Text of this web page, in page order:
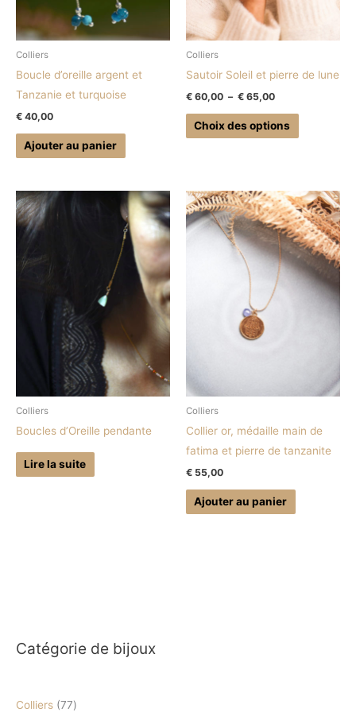
Colliers
Boucle d’oreille argent et
Tanzanie et turquoise
€ 40,00
Ajouter au panier
Colliers
Sautoir Soleil et pierre de lune
€ 60,00 – € 65,00
Choix des options
sur
page
Colliers
Boucles d’Oreille pendante
Lire la suite
Colliers
Collier or, médaille main de
fatima et pierre de tanzanite
€ 55,00
Ajouter au panier
Catégorie de bijoux
Colliers 77
7
r
9
5
2
o
1
r
1
3
1